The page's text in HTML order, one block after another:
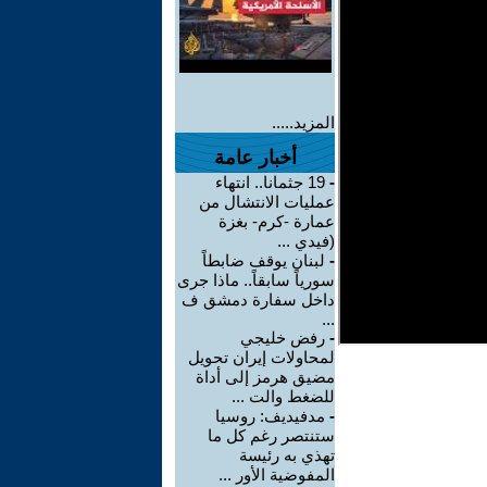
المزيد.....
أخبار عامة
-
19 جثمانا.. انتهاء
عمليات الانتشال من
عمارة -كرم- بغزة
(فيدي ...
- لبنان يوقف ضابطاً
سورياً سابقاً.. ماذا جرى
داخل سفارة دمشق ف
...
- رفض خليجي
لمحاولات إيران تحويل
مضيق هرمز إلى أداة
للضغط والت ...
- مدفيديف: روسيا
ستنتصر رغم كل ما
تهذي به رئيسة
المفوضية الأور ...